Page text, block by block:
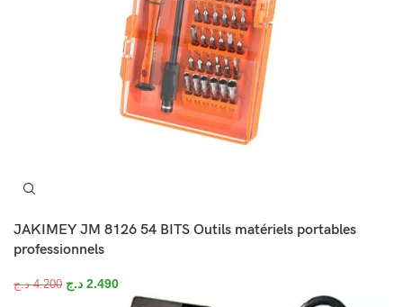
JAKIMEY JM 8126 54 BITS Outils matériels portables
professionnels
4.200 د.ج 2.490 د.ج